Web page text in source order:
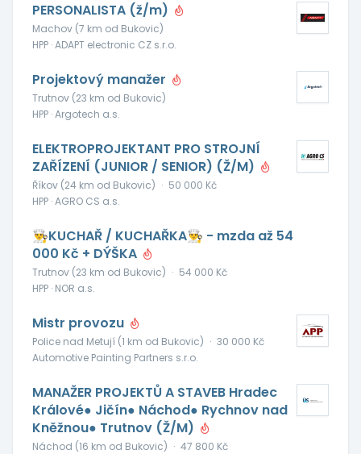
PERSONALISTA (ž/m)
Machov (7 km od Bukovic)
HPP · ADAPT electronic CZ s.r.o.
Projektový manažer
Trutnov (23 km od Bukovic)
HPP · Argotech a.s.
ELEKTROPROJEKTANT PRO STROJNÍ
ZAŘÍZENÍ (JUNIOR / SENIOR) (Ž/M)
Říkov (24 km od Bukovic) · 50 000 Kč
HPP · AGRO CS a.s.
👨‍🍳KUCHAŘ / KUCHAŘKA👨‍🍳 - mzda až 54
000 Kč + DÝŠKA
Trutnov (23 km od Bukovic) · 54 000 Kč
HPP · NOR a.s.
Mistr provozu
Police nad Metují (1 km od Bukovic) · 30 000 Kč
Automotive Painting Partners s.r.o.
MANAŽER PROJEKTŮ A STAVEB Hradec
Králové● Jičín● Náchod● Rychnov nad
Kněžnou● Trutnov (Ž/M)
Náchod (16 km od Bukovic) · 47 800 Kč